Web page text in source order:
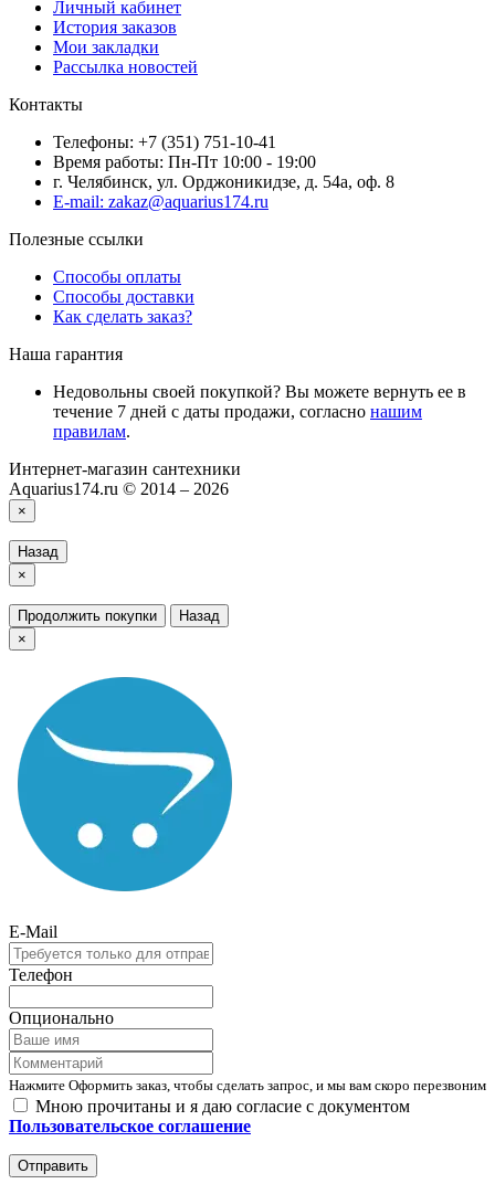
Личный кабинет
История заказов
Мои закладки
Рассылка новостей
Контакты
Телефоны: +7 (351) 751-10-41
Время работы: Пн-Пт 10:00 - 19:00
г. Челябинск, ул. Орджоникидзе, д. 54а, оф. 8
E-mail: zakaz@aquarius174.ru
Полезные ссылки
Способы оплаты
Способы доставки
Как сделать заказ?
Наша гарантия
Недовольны своей покупкой? Вы можете вернуть ее в
течение 7 дней с даты продажи, согласно нашим
правилам.
Интернет-магазин сантехники
Aquarius174.ru © 2014 – 2026
×
Назад
×
Продолжить покупки
Назад
×
E-Mail
Телефон
Опционально
Нажмите Оформить заказ, чтобы сделать запрос, и мы вам скоро перезвоним
Мною прочитаны и я даю согласие с документом
Пользовательское соглашение
Отправить